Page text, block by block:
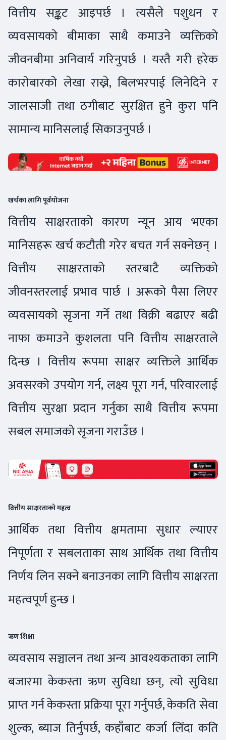
वित्तीय सङ्कट आइपर्छ । त्यसैले पशुधन र
व्यवसायको बीमाका साथै कमाउने व्यक्तिको
जीवनबीमा अनिवार्य गरिनुपर्छ । यस्तै गरी हरेक
कारोबारको लेखा राख्ने, बिलभरपाई लिनेदिने र
जालसाजी तथा ठगीबाट सुरक्षित हुने कुरा पनि
सामान्य मानिसलाई सिकाउनुपर्छ ।
खर्चका लागि पूर्वयोजना
वित्तीय साक्षरताको कारण न्यून आय भएका
मानिसहरू खर्च कटौती गरेर बचत गर्न सक्नेछन् ।
वित्तीय साक्षरताको स्तरबाटै व्यक्तिको
जीवनस्तरलाई प्रभाव पार्छ । अरूको पैसा लिएर
व्यवसायको सृजना गर्ने तथा विक्री बढाएर बढी
नाफा कमाउने कुशलता पनि वित्तीय साक्षरताले
दिन्छ । वित्तीय रूपमा साक्षर व्यक्तिले आर्थिक
अवसरको उपयोग गर्न, लक्ष्य पूरा गर्न, परिवारलाई
वित्तीय सुरक्षा प्रदान गर्नुका साथै वित्तीय रूपमा
सबल समाजको सृजना गराउँछ ।
वित्तीय साक्षरताको महत्व
आर्थिक तथा वित्तीय क्षमतामा सुधार ल्याएर
निपूर्णता र सबलताका साथ आर्थिक तथा वित्तीय
निर्णय लिन सक्ने बनाउनका लागि वित्तीय साक्षरता
महत्वपूर्ण हुन्छ ।
ऋण शिक्षा
व्यवसाय सञ्चालन तथा अन्य आवश्यकताका लागि
बजारमा केकस्ता ऋण सुविधा छन्, त्यो सुविधा
प्राप्त गर्न केकस्ता प्रक्रिया पूरा गर्नुपर्छ, केकति सेवा
शुल्क, ब्याज तिर्नुपर्छ, कहाँबाट कर्जा लिँदा कति